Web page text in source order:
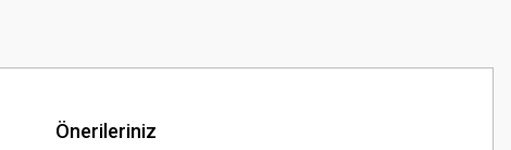
Önerileriniz